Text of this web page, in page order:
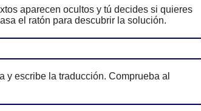
aparecen ocultos y tú decides si quieres
el ratón para descubrir la solución.
y escribe la traducción. Comprueba al